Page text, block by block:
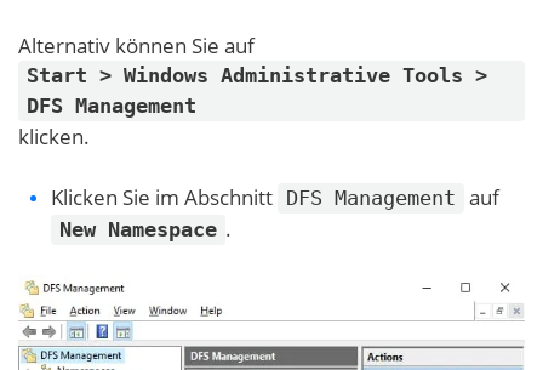
Alternativ können Sie auf
Start > Windows Administrative Tools >
DFS Management
klicken.
Klicken Sie im Abschnitt DFS Management auf
New Namespace .